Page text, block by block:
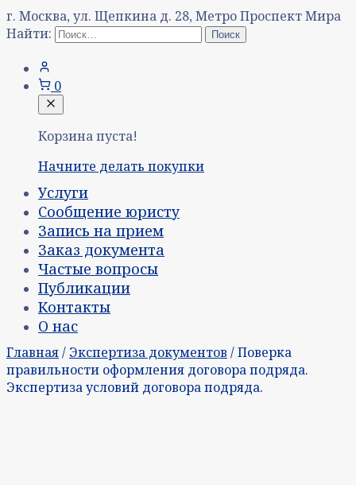
г. Москва, ул. Щепкина д. 28, Метро Проспект Мира
Найти:
0
Корзина пуста!
Начните делать покупки
Услуги
Сообщение юристу
Запись на прием
Заказ документа
Частые вопросы
Публикации
Контакты
О нас
Главная/ Экспертиза документов / Поверка
правильности оформления договора подряда.
Экспертиза условий договора подряда.